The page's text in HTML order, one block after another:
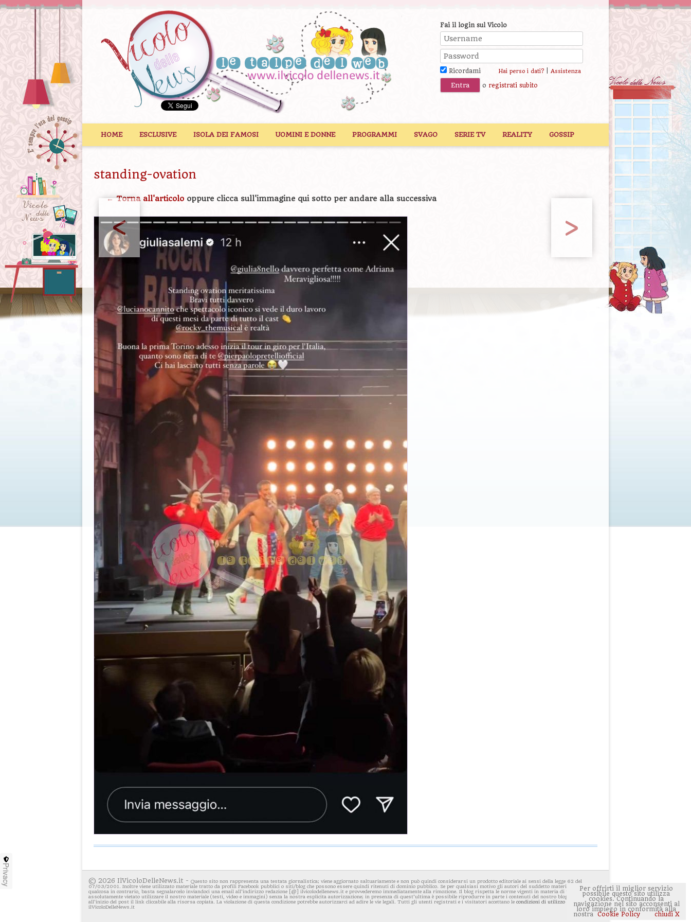
Fai il login sul Vicolo
Ricordami Hai perso i dati?| Assistenza
o registrati subito
HOME ESCLUSIVE ISOLA DEI FAMOSI UOMINI E DONNE PROGRAMMI SVAGO SERIE TV REALITY GOSSIP
standing-ovation
← Torna all'articolo oppure clicca sull'immagine qui sotto per andare alla successiva
< >
© 2026 IlVicoloDelleNews.it - Questo sito non rappresenta una testata giornalistica; viene aggiornato saltuariamente e non può quindi considerarsi un prodotto editoriale ai sensi della legge 62 del
07/03/2001. Inoltre viene utilizzato materiale tratto da profili Facebook pubblici o siti/blog che possono essere quindi ritenuti di dominio pubblico. Se per qualsiasi motivo gli autori del suddetto materiale avessero
qualcosa in contrario, basta segnalarcelo inviandoci una email all'indirizzo redazione [@] ilvicolodellenews.it e provvederemo immediatamente alla rimozione. Il blog rispetta le norme vigenti in materia di privacy. E'
assolutamente vietato utilizzare il nostro materiale (testi, video e immagini) senza la nostra esplicita autorizzazione; in presenza di quest'ultima è possibile riprodurre in parte i contenuti del nostro blog ponendo
all'inizio del post il link cliccabile alla risorsa copiata. La violazione di questa condizione potrebbe autorizzarci ad adire le vie legali. Tutti gli utenti registrati e i visitatori accettano le condizioni di utilizzo del sito
ilVicoloDelleNews.it
Per offrirti il miglior servizio
possibile questo sito utilizza
cookies. Continuando la
navigazione nel sito acconsenti al
loro impiego in conformità alla
nostra Cookie Policy chiudi X
Privacy